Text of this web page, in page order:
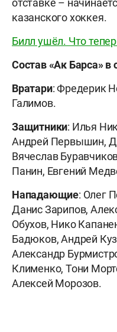
отставке –
казанского хоккея.
Билл ушёл. Что
Состав «Ак Барса» в
Вратари: Фредерик
Галимов.
Защитники: Илья
Андрей Первышин,
Вячеслав
Панин, Евгений
Нападающие: Олег
Данис Зарипов,
Обухов, Нико
Бадюков, Андрей
Александр
Клименко, Тони
Алексей Морозов.